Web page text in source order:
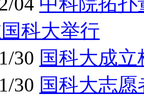
科大举行
30 国科大成
30 国科大志